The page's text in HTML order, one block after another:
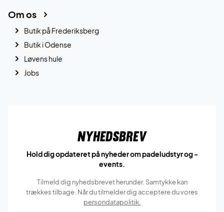
Om os
Butik på Frederiksberg
Butik i Odense
Løvens hule
Jobs
Nyhedsbrev
Hold dig opdateret på nyheder om padeludstyr og -
events.
Tilmeld dig nyhedsbrevet herunder. Samtykke kan
trækkes tilbage. Når du tilmelder dig acceptere du vores
persondatapolitik.